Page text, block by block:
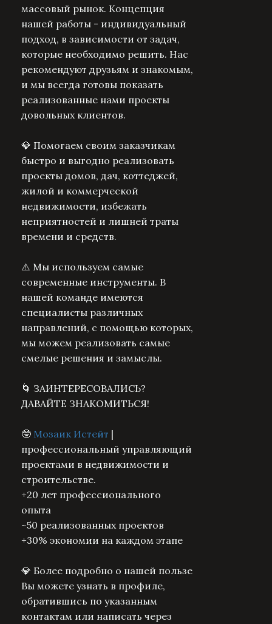
массовый рынок. Концепция
нашей работы - индивидуальный
подход, в зависимости от задач,
которые необходимо решить. Нас
рекомендуют друзьям и знакомым,
и мы всегда готовы показать
реализованные нами проекты
довольных клиентов.
💎 Помогаем своим заказчикам
быстро и выгодно реализовать
проекты домов, дач, коттеджей,
жилой и коммерческой
недвижимости, избежать
неприятностей и лишней траты
времени и средств.
⚠️ Мы используем самые
современные инструменты. В
нашей команде имеются
специалисты различных
направлений, с помощью которых,
мы можем реализовать самые
смелые решения и замыслы.
🌀 ЗАИНТЕРЕСОВАЛИСЬ?
ДАВАЙТЕ ЗНАКОМИТЬСЯ!
🤓 Мозаик Истейт |
профессиональный управляющий
проектами в недвижимости и
строительстве.
+20 лет профессионального
опыта
~50 реализованных проектов
+30% экономии на каждом этапе
💎 Более подробно о нашей пользе
Вы можете узнать в профиле,
обратившись по указанным
контактам или написать через